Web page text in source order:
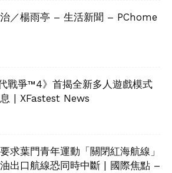
治／楊雨亭 – 生活新聞 – PChome
戰爭™4》首揭全新多人遊戲模式
息 | XFastest News
求葉門青年運動「關閉紅海航線」
出口航線恐同時中斷 | 國際焦點 –